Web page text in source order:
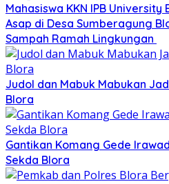
Mahasiswa KKN IPB
Asap di Desa Sumberagung
Sampah Ramah Lingkungan ‎
Judol dan Mabuk Mabukan
Blora
Gantikan Komang Gede
Sekda Blora